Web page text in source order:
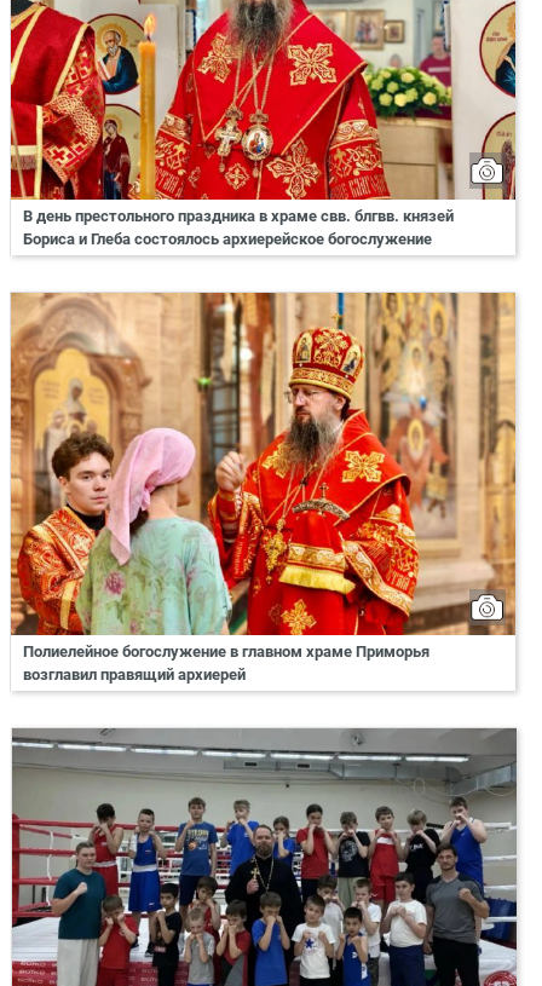
В день престольного праздника в храме свв. блгвв. князей
Бориса и Глеба состоялось архиерейское богослужение
Полиелейное богослужение в главном храме Приморья
возглавил правящий архиерей